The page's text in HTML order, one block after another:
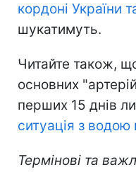
кордоні України
шукатимуть.
Читайте також,
основних
перших 15 днів
ситуація з водою
Термінові та